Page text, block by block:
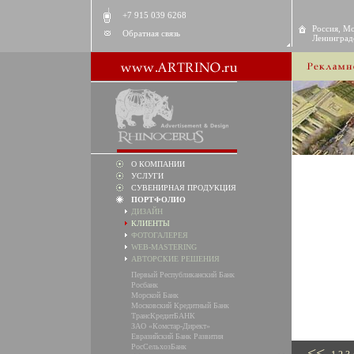
+7 915 039 6268
Обратная связь
Россия,
О КОМПАНИИ
УСЛУГИ
СУВЕНИРНАЯ ПРОДУКЦИЯ
ПОРТФОЛИО
ДИЗАЙН
КЛИЕНТЫ
ФОТОГАЛЕРЕЯ
WEB-MASTERING
АВТОРСКИЕ РЕШЕНИЯ
Первый Республиканский Банк
Росбанк
Морской Банк
Московский Кредитный Банк
ТрансКредитБАНК
ЗАО «Комстар-Директ»
Евразийский Банк Развития
РосСельхозБанк